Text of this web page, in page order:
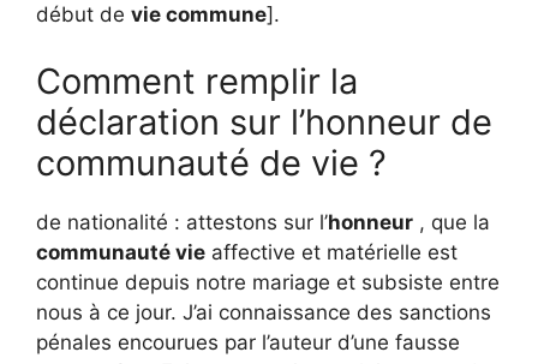
début de vie commune].
Comment remplir la
déclaration sur l’honneur de
communauté de vie ?
de nationalité : attestons sur l’honneur , que la
communauté vie affective et matérielle est
continue depuis notre mariage et subsiste entre
nous à ce jour. J’ai connaissance des sanctions
pénales encourues par l’auteur d’une fausse